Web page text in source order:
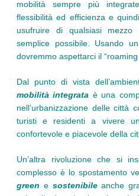
mobilità sempre più
flessibilità ed efficienza e
usufruire di qualsiasi
semplice possibile. Usando
dovremmo aspettarci il “roaming
Dal punto di vista
mobilità integrata è una
nell’urbanizzazione delle città
turisti e residenti a vivere
confortevole e piacevole della
Un’altra rivoluzione che si
complesso è lo spostamento
green e sostenibileanche